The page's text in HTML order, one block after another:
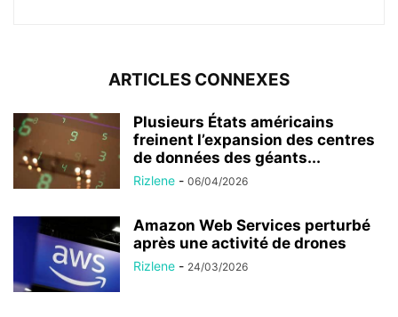
ARTICLES CONNEXES
Plusieurs États américains
freinent l’expansion des centres
de données des géants...
Rizlene - 06/04/2026
Amazon Web Services perturbé
après une activité de drones
Rizlene - 24/03/2026